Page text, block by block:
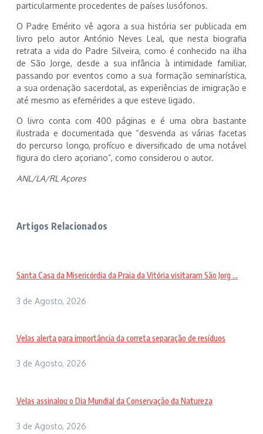
particularmente procedentes de países lusófonos.
O Padre Emérito vê agora a sua história ser publicada em
livro pelo autor António Neves Leal, que nesta biografia
retrata a vida do Padre Silveira, como é conhecido na ilha
de São Jorge, desde a sua infância à intimidade familiar,
passando por eventos como a sua formação seminarística,
a sua ordenação sacerdotal, as experiências de imigração e
até mesmo as efemérides a que esteve ligado.
O livro conta com 400 páginas e é uma obra bastante
ilustrada e documentada que “desvenda as várias facetas
do percurso longo, profícuo e diversificado de uma notável
figura do clero açoriano”, como considerou o autor.
ANL/LA/RL Açores
Artigos Relacionados
Santa Casa da Misericórdia da Praia da Vitória visitaram São Jorg ...
3 de Agosto, 2026
Velas alerta para importância da correta separação de resíduos
3 de Agosto, 2026
Velas assinalou o Dia Mundial da Conservação da Natureza
3 de Agosto, 2026